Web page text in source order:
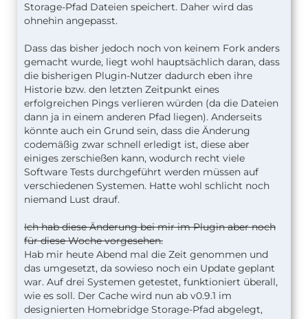
Storage-Pfad Dateien speichert. Daher wird das
ohnehin angepasst.
Dass das bisher jedoch noch von keinem Fork anders
gemacht wurde, liegt wohl hauptsächlich daran, dass
die bisherigen Plugin-Nutzer dadurch eben ihre
Historie bzw. den letzten Zeitpunkt eines
erfolgreichen Pings verlieren würden (da die Dateien
dann ja in einem anderen Pfad liegen). Anderseits
könnte auch ein Grund sein, dass die Änderung
codemäßig zwar schnell erledigt ist, diese aber
einiges zerschießen kann, wodurch recht viele
Software Tests durchgeführt werden müssen auf
verschiedenen Systemen. Hatte wohl schlicht noch
niemand Lust drauf.
Ich hab diese Änderung bei mir im Plugin aber noch
für diese Woche vorgesehen.
Hab mir heute Abend mal die Zeit genommen und
das umgesetzt, da sowieso noch ein Update geplant
war. Auf drei Systemen getestet, funktioniert überall,
wie es soll. Der Cache wird nun ab v0.9.1 im
designierten Homebridge Storage-Pfad abgelegt,